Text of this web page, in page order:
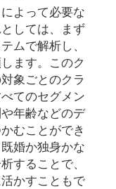
よって必要な
しては、まず
ムで解析し、
ます。このク
象ごとのクラ
てのセグメン
年齢などのデ
むことができ
婚か独身かな
することで、
かすこともで